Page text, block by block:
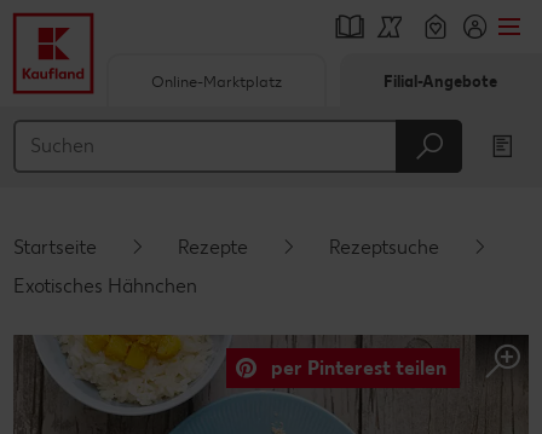
Hauptinhalt
Schwebender Seitenbereich
Online-Marktplatz Filial-Angebote
Startseite Rezepte
Rezeptsuche
Exotisches Hähnchen
per Pinterest teilen